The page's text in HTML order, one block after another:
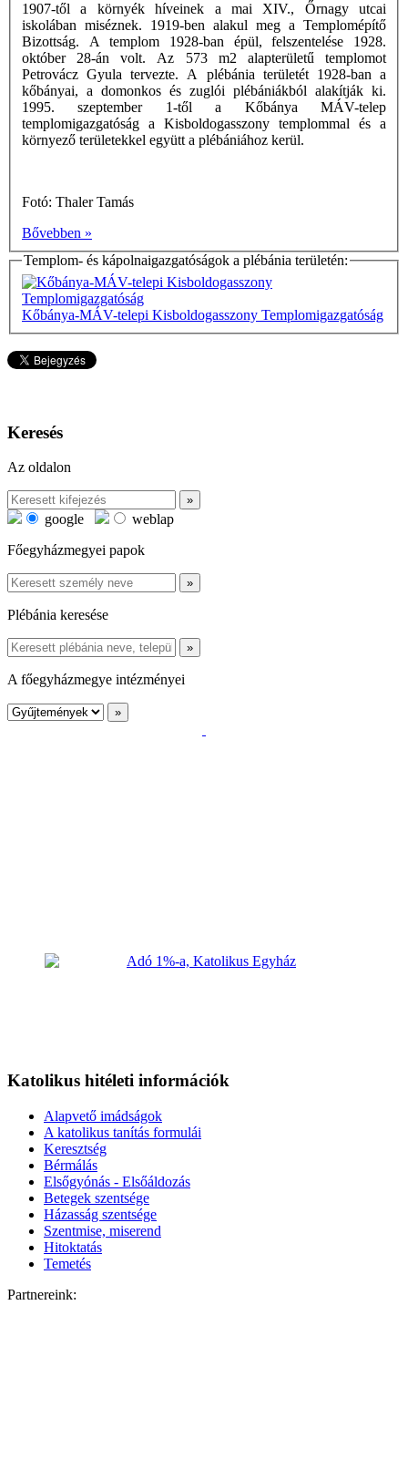
1907-től a környék híveinek a mai XIV., Őrnagy utcai
iskolában miséznek. 1919-ben alakul meg a Templomépítő
Bizottság. A templom 1928-ban épül, felszentelése 1928.
október 28-án volt. Az 573 m2 alapterületű templomot
Petrovácz Gyula tervezte. A plébánia területét 1928-ban a
kőbányai, a domonkos és zuglói plébániákból alakítják ki.
1995. szeptember 1-től a Kőbánya MÁV-telep
templomigazgatóság a Kisboldogasszony templommal és a
környező területekkel együtt a plébániához kerül.
Fotó: Thaler Tamás
Bővebben »
Templom- és kápolnaigazgatóságok a plébánia területén:
Kőbánya-MÁV-telepi Kisboldogasszony Templomigazgatóság
Keresés
Az oldalon
google
weblap
Főegyházmegyei papok
Plébánia keresése
A főegyházmegye intézményei
Katolikus hitéleti információk
Alapvető imádságok
A katolikus tanítás formulái
Keresztség
Bérmálás
Elsőgyónás - Elsőáldozás
Betegek szentsége
Házasság szentsége
Szentmise, miserend
Hitoktatás
Temetés
Partnereink: